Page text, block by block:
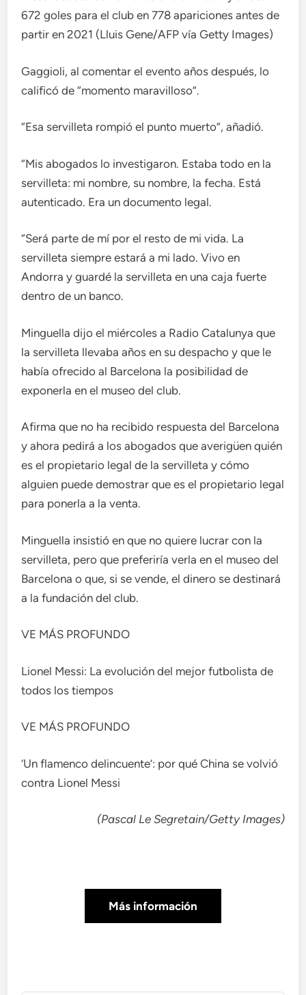
672 goles para el club en 778 apariciones antes de
partir en 2021 (Lluis Gene/AFP vía Getty Images)
Gaggioli, al comentar el evento años después, lo
calificó de “momento maravilloso”.
“Esa servilleta rompió el punto muerto”, añadió.
“Mis abogados lo investigaron. Estaba todo en la
servilleta: mi nombre, su nombre, la fecha. Está
autenticado. Era un documento legal.
“Será parte de mí por el resto de mi vida. La
servilleta siempre estará a mi lado. Vivo en
Andorra y guardé la servilleta en una caja fuerte
dentro de un banco.
Minguella dijo el miércoles a Radio Catalunya que
la servilleta llevaba años en su despacho y que le
había ofrecido al Barcelona la posibilidad de
exponerla en el museo del club.
Afirma que no ha recibido respuesta del Barcelona
y ahora pedirá a los abogados que averigüen quién
es el propietario legal de la servilleta y cómo
alguien puede demostrar que es el propietario legal
para ponerla a la venta.
Minguella insistió en que no quiere lucrar con la
servilleta, pero que preferiría verla en el museo del
Barcelona o que, si se vende, el dinero se destinará
a la fundación del club.
VE MÁS PROFUNDO
Lionel Messi: La evolución del mejor futbolista de
todos los tiempos
VE MÁS PROFUNDO
‘Un flamenco delincuente’: por qué China se volvió
contra Lionel Messi
(Pascal Le Segretain/Getty Images)
Más información